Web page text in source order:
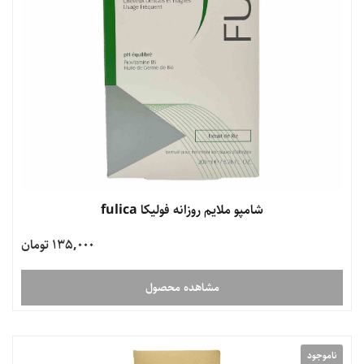
شامپو ملایم روزانه فولیکا fulica
135,000 تومان
مشاهده محصول
ناموجود